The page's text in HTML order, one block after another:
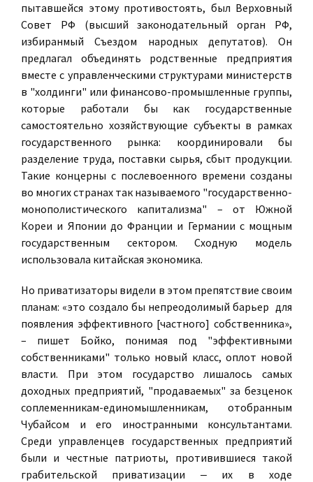
пытавшейся этому противостоять, был Верховный
Совет РФ (высший законодательный орган РФ,
избиранмый Съездом народных депутатов). Он
предлагал объединять родственные предприятия
вместе с управленческими структурами министерств
в "холдинги" или финансово-промышленные группы,
которые работали бы как государственные
самостоятельно хозяйствующие субъекты в рамках
государственного рынка: координировали бы
разделение труда, поставки сырья, сбыт продукции.
Такие концерны с послевоенного времени созданы
во многих странах так называемого "государственно-
монополистического капитализма" – от Южной
Кореи и Японии до Франции и Германии с мощным
государственным сектором. Сходную модель
использовала китайская экономика.
Но приватизаторы видели в этом препятствие своим
планам: «это создало бы непреодолимый барьер для
появления эффективного [частного] собственника»,
– пишет Бойко, понимая под "эффективными
собственниками" только новый класс, оплот новой
власти. При этом государство лишалось самых
доходных предприятий, "продаваемых" за безценок
соплеменникам-единомышленникам, отобранным
Чубайсом и его иностранными консультантами.
Среди управленцев государственных предприятий
были и честные патриоты, противившиеся такой
грабительской приватизации ‒ их в ходе